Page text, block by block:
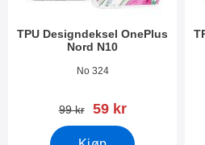
TPU Designdeksel OnePlus
Nord N10
Varenummer 38965
No 324
gammel pris
99 kr ny pris
59 kr